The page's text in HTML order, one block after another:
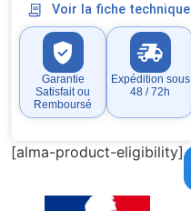
Voir la fiche technique
Garantie
Satisfait ou
Remboursé
Expédition sous
48 / 72h
[alma-product-eligibility]